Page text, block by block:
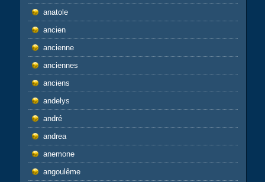
anatole
ancien
ancienne
anciennes
anciens
andelys
andré
andrea
anemone
angoulême